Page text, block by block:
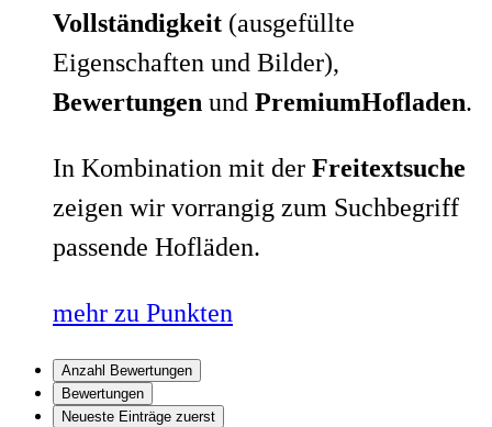
Vollständigkeit (ausgefüllte
Eigenschaften und Bilder),
Bewertungen und PremiumHofladen.
In Kombination mit der Freitextsuche
zeigen wir vorrangig zum Suchbegriff
passende Hofläden.
mehr zu Punkten
Anzahl Bewertungen
Bewertungen
Neueste Einträge zuerst